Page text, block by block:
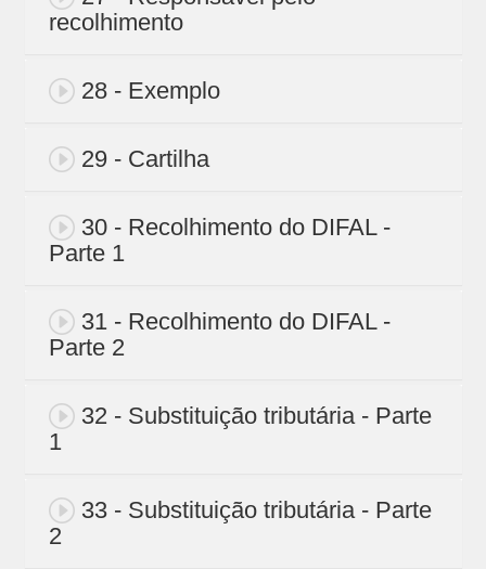
recolhimento
28 - Exemplo
29 - Cartilha
30 - Recolhimento do DIFAL -
Parte 1
31 - Recolhimento do DIFAL -
Parte 2
32 - Substituição tributária - Parte
1
33 - Substituição tributária - Parte
2